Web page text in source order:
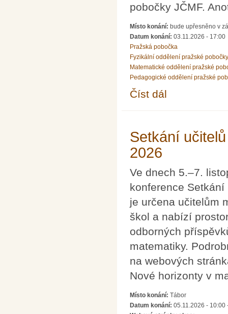
pobočky JČMF.
Místo konání: bude upřesněno v
Datum konání: 03.11.2026 - 17:00
Pražská pobočka
Fyzikální oddělení pražské pobočky
Matematické oddělení pražské
Pedagogické oddělení pražské
Číst dál
Setkání
2026
Ve dnech 5.–7.
konference
je určena učitelům
škol a nabízí
odborných
matematiky.
na webových
Nové horizonty v
Místo konání: Tábor
Datum konání: 05.11.2026 - 10:00